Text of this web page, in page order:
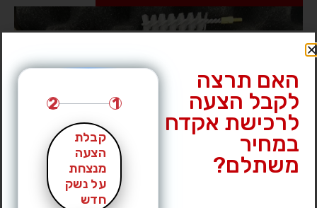
האם תרצה
לקבל הצעה
לרכישת אקדח
במחיר
משתלם?
1
2
קבלת
הצעה
מנצחת
על נשק
חדש